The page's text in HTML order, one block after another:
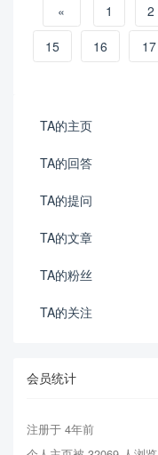
« 1 2
15
16 17
TA的主页
TA的回答
TA的提问
TA的文章
TA的粉丝
TA的关注
会员统计
注册于 4年前